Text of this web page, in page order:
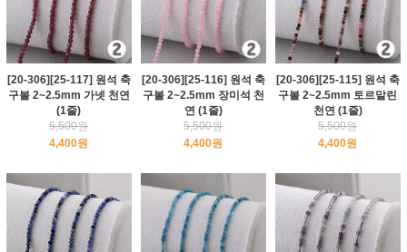
[20-306][25-117] 원석 축
구볼 2~2.5mm 가넷 천연
(1줄)
5,500원
4,400원
[20-306][25-116] 원석 축
구볼 2~2.5mm 장미석 천
연 (1줄)
5,500원
4,400원
[20-306][25-115] 원석 축
구볼 2~2.5mm 토르말린
천연 (1줄)
5,500원
4,400원